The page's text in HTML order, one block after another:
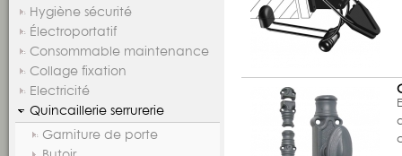
Hygiène sécurité
Électroportatif
Consommable maintenance
Collage fixation
Electricité
Quincaillerie serrurerie
Garniture de porte